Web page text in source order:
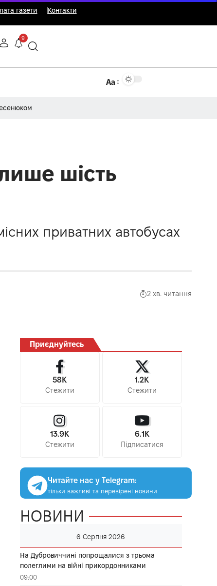
газети Контакти
9
Аа
шість
приватних автобусах
2 хв. читання
Приєднуйтесь
58K
Стежити
1.2K
Стежити
13.9K
Стежити
6.1K
Підписатися
Читайте нас у Telegram:
тільки важливі та перевірені новини
НОВИНИ
6 Серпня 2026
На Дубровиччині попрощалися з трьома
полеглими на війні прикордонниками
09:00